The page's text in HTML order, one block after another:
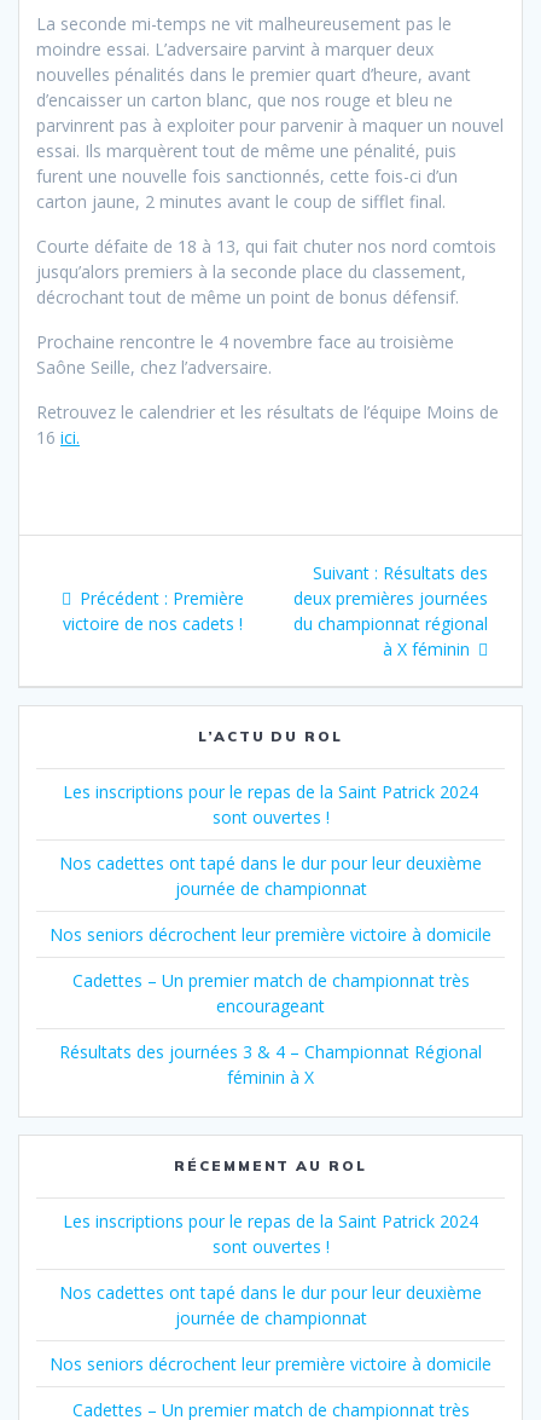
La seconde mi-temps ne vit malheureusement pas le
moindre essai. L’adversaire parvint à marquer deux
nouvelles pénalités dans le premier quart d’heure, avant
d’encaisser un carton blanc, que nos rouge et bleu ne
parvinrent pas à exploiter pour parvenir à maquer un nouvel
essai. Ils marquèrent tout de même une pénalité, puis
furent une nouvelle fois sanctionnés, cette fois-ci d’un
carton jaune, 2 minutes avant le coup de sifflet final.
Courte défaite de 18 à 13, qui fait chuter nos nord comtois
jusqu’alors premiers à la seconde place du classement,
décrochant tout de même un point de bonus défensif.
Prochaine rencontre le 4 novembre face au troisième
Saône Seille, chez l’adversaire.
Retrouvez le calendrier et les résultats de l’équipe Moins de
16 ici.
de Précédent : Article
précédent
Première
victoire de nos cadets !
Suivant : Article
suivant
:
Résultats des
deux premières journées
du championnat régional
à X féminin
L’ACTU DU ROL
Les inscriptions pour le repas de la Saint Patrick 2024
sont ouvertes !
Nos cadettes ont tapé dans le dur pour leur deuxième
journée de championnat
Nos seniors décrochent leur première victoire à domicile
Cadettes – Un premier match de championnat très
encourageant
Résultats des journées 3 & 4 – Championnat Régional
féminin à X
RÉCEMMENT AU ROL
Les inscriptions pour le repas de la Saint Patrick 2024
sont ouvertes !
Nos cadettes ont tapé dans le dur pour leur deuxième
journée de championnat
Nos seniors décrochent leur première victoire à domicile
Cadettes – Un premier match de championnat très